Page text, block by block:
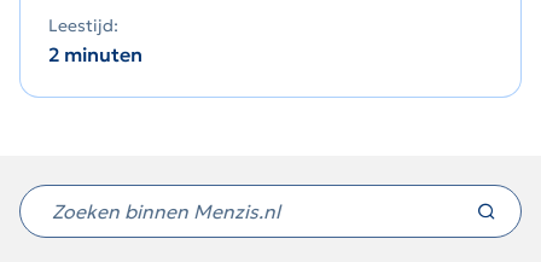
Leestijd:
2 minuten
Niet